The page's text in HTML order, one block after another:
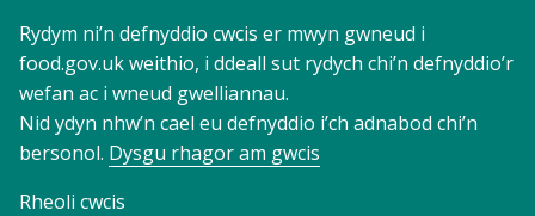
Rydym ni’n defnyddio cwcis er mwyn gwneud i
food.gov.uk weithio, i ddeall sut rydych chi’n defnyddio’r
wefan ac i wneud gwelliannau.
Nid ydyn nhw’n cael eu defnyddio i’ch adnabod chi’n
bersonol. Dysgu rhagor am gwcis
Rheoli cwcis